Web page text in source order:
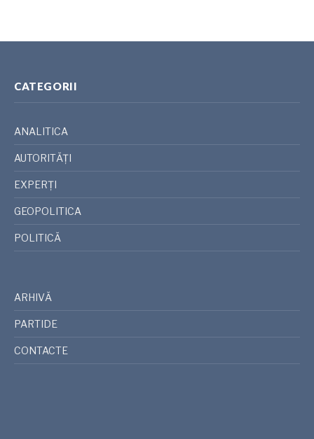
CATEGORII
ANALITICA
AUTORITĂȚI
EXPERȚI
GEOPOLITICA
POLITICĂ
ARHIVĂ
PARTIDE
CONTACTE